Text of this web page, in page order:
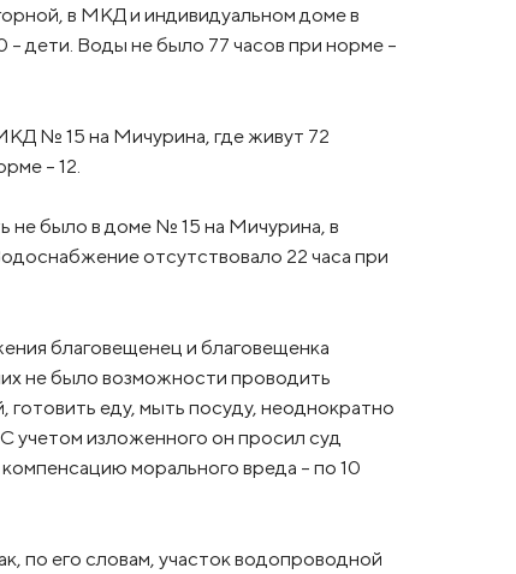
в МКД и индивидуальном доме в
дети. Воды не было 77 часов при норме –
№ 15 на Мичурина, где живут 72
– 12.
не было в доме № 15 на Мичурина, в
отсутствовало 22 часа при
благовещенец и благовещенка
не было возможности проводить
готовить еду, мыть посуду, неоднократно
учетом изложенного он просил суд
морального вреда – по 10
по его словам, участок водопроводной